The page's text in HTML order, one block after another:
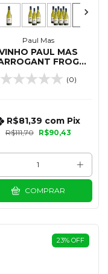
Paul Mas
PAUL MAS
FROG
FRUTTI ROUGE
TINTO 750 ML(0)
R$111,70 R$90,43
R$81,39 com Pix
COMPRAR
23% OFF